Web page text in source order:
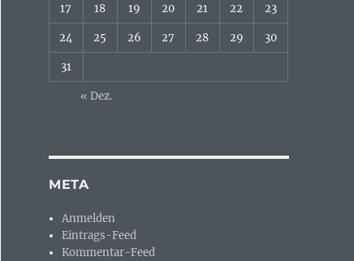
17 18 19 20 21 22 23
24 25 26 27 28 29 30
31
« Dez.
META
Anmelden
Eintrags-Feed
Kommentar-Feed